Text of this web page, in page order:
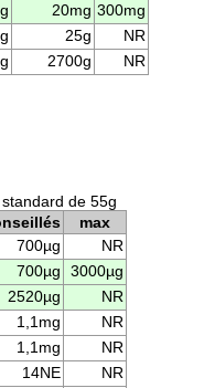
20mg 300mg
25g
NR
2700g NR
de 55g
max
700µg
NR
700µg
3000µg
2520µg
NR
1,1mg
NR
1,1mg
NR
14NE
NR